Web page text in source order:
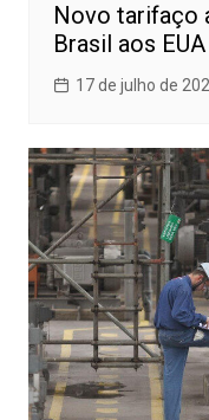
Novo tarifaço
Brasil aos EUA
17 de julho de